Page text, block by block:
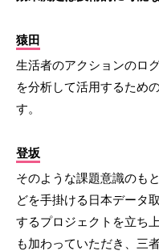
猿田
生活者のアクションのロ
を分析して活用するため
す。
登坂
そのような課題意識のも
どを手掛ける日本データ
するプロジェクトを立ち
も加わっていただき、三